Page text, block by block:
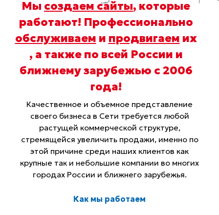
Мы создаем сайты, которые
работают! Профессионально
обслуживаем и продвигаем их
, а также по всей России и
ближнему зарубежью с 2006
года!
Качественное и объемное представление
своего бизнеса в Сети требуется любой
растущей коммерческой структуре,
стремящейся увеличить продажи, именно по
этой причине среди наших клиентов как
крупные так и небольшие компании во многих
городах России и ближнего зарубежья.
Как мы работаем